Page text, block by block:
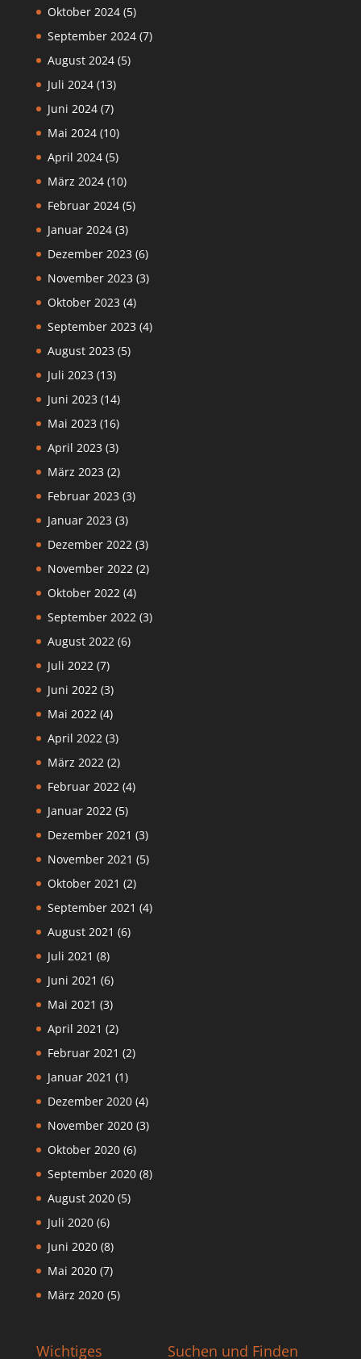
Oktober 2024(5)
September 2024(7)
August 2024(5)
Juli 2024(13)
Juni 2024(7)
Mai 2024(10)
April 2024(5)
März 2024(10)
Februar 2024(5)
Januar 2024(3)
Dezember 2023 (6)
November 2023 (3)
Oktober 2023 (4)
September 2023 (4)
August 2023 (5)
Juli 2023 (13)
Juni 2023 (14)
Mai 2023 (16)
April 2023 (3)
März 2023 (2)
Februar 2023 (3)
Januar 2023 (3)
Dezember 2022(3)
November 2022(2)
Oktober 2022(4)
September 2022(3)
August 2022(6)
Juli 2022(7)
Juni 2022(3)
Mai 2022(4)
April 2022(3)
März 2022(2)
Februar 2022(4)
Januar 2022(5)
Dezember 2021 (3)
November 2021 (5)
Oktober 2021 (2)
September 2021 (4)
August 2021 (6)
Juli 2021 (8)
Juni 2021 (6)
Mai 2021 (3)
April 2021 (2)
Februar 2021 (2)
Januar 2021 (1)
Dezember 2020(4)
November 2020(3)
Oktober 2020(6)
September 2020(8)
August 2020(5)
Juli 2020(6)
Juni 2020(8)
Mai 2020(7)
März 2020(5)
Wichtiges Suchen und Finden